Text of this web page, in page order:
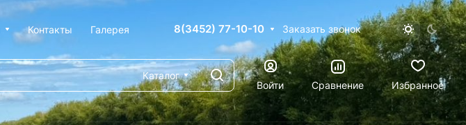
Контакты Галерея 8(3452) 77-10-10 Заказать звонок
Каталог
Войти
Сравнение Избранное